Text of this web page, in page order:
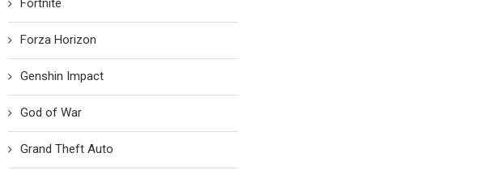
Fortnite
Forza Horizon
Genshin Impact
God of War
Grand Theft Auto